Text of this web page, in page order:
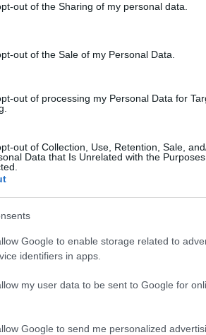
out of the Sharing of my personal data.
out of the Sale of my Personal Data.
out of processing my Personal Data for
out of Collection, Use, Retention, Sale,
Data that Is Unrelated with the
Google to enable storage related to
identifiers in apps.
my user data to be sent to Google for
Google to send me personalized
hiányzó
reggel születtek meg a
legmeghatározóbb